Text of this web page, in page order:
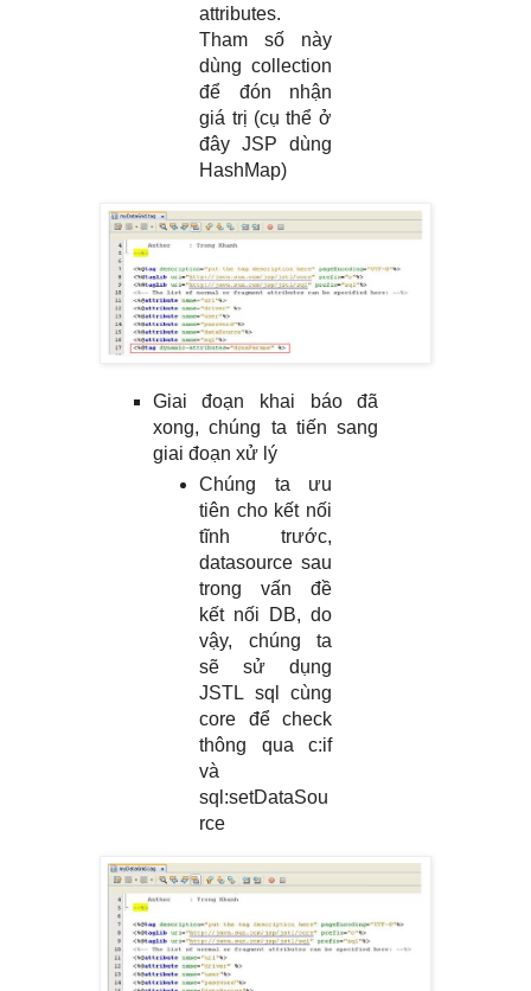
attributes.
Tham số này
dùng collection
để đón nhận
giá trị (cụ thể ở
đây JSP dùng
HashMap)
Giai đoạn khai báo đã
xong, chúng ta tiến sang
giai đoạn xử lý
Chúng ta ưu
tiên cho kết nối
tĩnh trước,
datasource sau
trong vấn đề
kết nối DB, do
vậy, chúng ta
sẽ sử dụng
JSTL sql cùng
core để check
thông qua c:if
và
sql:setDataSou
rce